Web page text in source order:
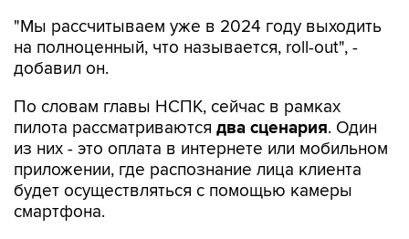
"Мы рассчитываем уже в 2024 году выходить
на полноценный, что называется, roll-out", -
добавил он.
По словам главы НСПК, сейчас в рамках
пилота рассматриваются два сценария. Один
из них - это оплата в интернете или мобильном
приложении, где распознание лица клиента
будет осуществляться с помощью камеры
смартфона.